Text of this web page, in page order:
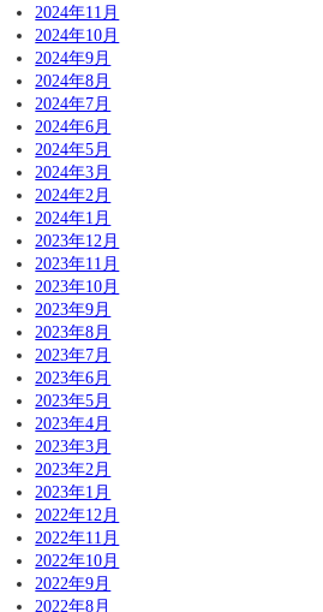
2024年11月
2024年10月
2024年9月
2024年8月
2024年7月
2024年6月
2024年5月
2024年3月
2024年2月
2024年1月
2023年12月
2023年11月
2023年10月
2023年9月
2023年8月
2023年7月
2023年6月
2023年5月
2023年4月
2023年3月
2023年2月
2023年1月
2022年12月
2022年11月
2022年10月
2022年9月
2022年8月